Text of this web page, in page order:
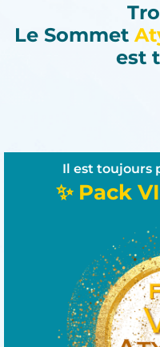
Le Sommet
est
Il est toujours
✨ Pack